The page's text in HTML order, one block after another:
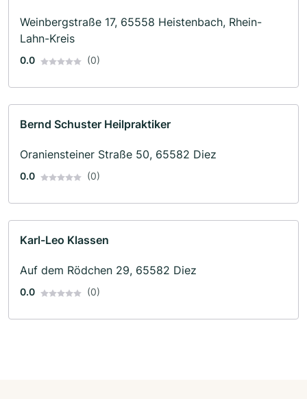
Weinbergstraße 17, 65558 Heistenbach, Rhein-
Lahn-Kreis
0.0 (0)
Bernd Schuster Heilpraktiker
Oraniensteiner Straße 50, 65582 Diez
0.0 (0)
Karl-Leo Klassen
Auf dem Rödchen 29, 65582 Diez
0.0 (0)